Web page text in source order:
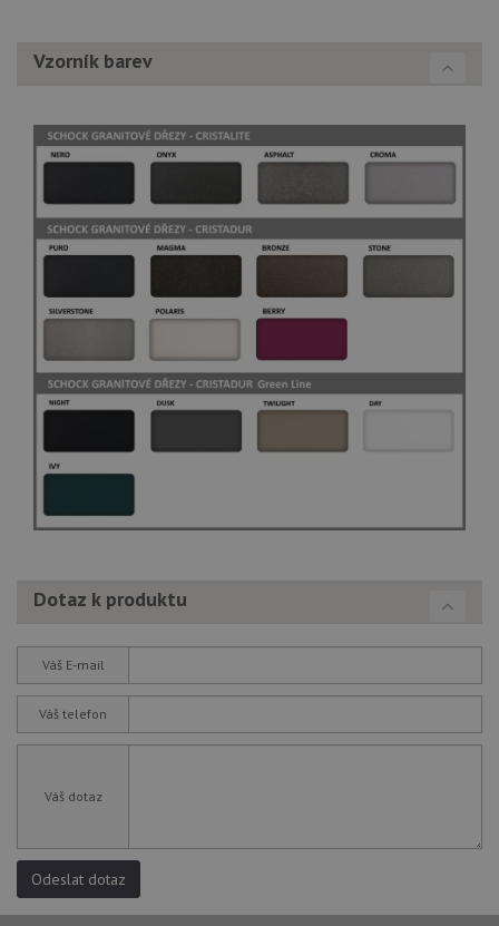
Vzorník barev
Dotaz k produktu
Váš E-mail
Váš telefon
Váš dotaz
Odeslat dotaz